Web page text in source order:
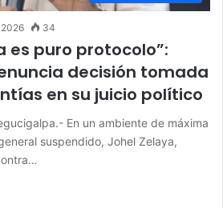
34
es puro protocolo”:
decisión tomada
en su juicio político
En un ambiente de máxima
suspendido, Johel Zelaya,